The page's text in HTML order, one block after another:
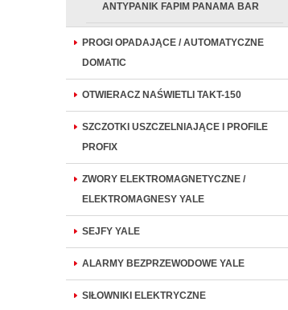
ANTYPANIK FAPIM PANAMA BAR
PROGI OPADAJĄCE / AUTOMATYCZNE
DOMATIC
OTWIERACZ NAŚWIETLI TAKT-150
SZCZOTKI USZCZELNIAJĄCE I PROFILE
PROFIX
ZWORY ELEKTROMAGNETYCZNE /
ELEKTROMAGNESY YALE
SEJFY YALE
ALARMY BEZPRZEWODOWE YALE
SIŁOWNIKI ELEKTRYCZNE